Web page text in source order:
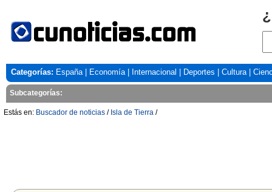
Categorías: España| Economía| Internacional Deportes Cultura|
Subcategorías:
Estás en: Buscador de noticias / Isla de Tierra /